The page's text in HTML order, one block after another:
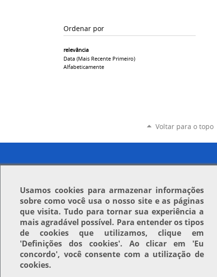
Ordenar por
relevância
Data (mais Recente Primeiro)
Alfabeticamente
Voltar para o topo
Usamos cookiespara armazenar informações
sobre como você usa o nosso site e as páginas
que visita. Tudo para tornar sua experiência a
mais agradável possível. Para entender os tipos
de cookies que utilizamos, clique em
'Definições dos cookies'. Ao clicar em 'Eu
concordo', você consente com a utilização de
cookies.